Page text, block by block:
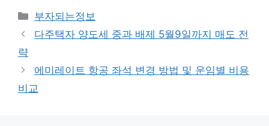
카
테
부자되는정보
다주택자 양도세 중과 배제 5월9일까지 매도 전
략
에미레이트 항공 좌석 변경 방법 및 운임별 비용
비교